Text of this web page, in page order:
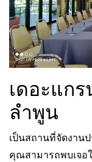
เดอะแก
ลำพูน
เป็นสถานที่จัดงาน
คุณสามารถพบเจอ